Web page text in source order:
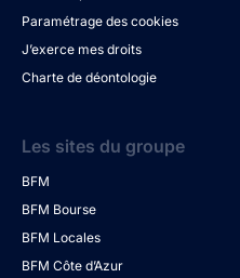
Paramétrage des cookies
J’exerce mes droits
Charte de déontologie
Les sites du groupe
BFM
BFM Bourse
BFM Locales
BFM Côte d’Azur